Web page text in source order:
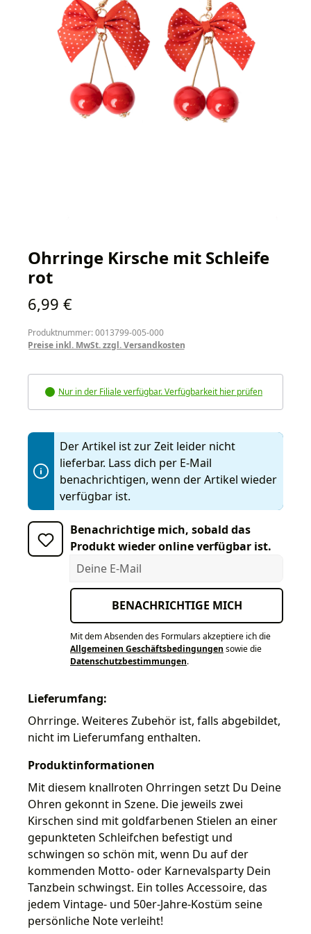
Ohrringe Kirsche mit Schleife
rot
Regulärer Preis:
6,99 €
Produktnummer: 0013799-005-000
Preise inkl. MwSt. zzgl. Versandkosten
Nur in der Filiale verfügbar. Verfügbarkeit hier prüfen
Der Artikel ist zur Zeit leider nicht
lieferbar. Lass dich per E-Mail
benachrichtigen, wenn der Artikel wieder
verfügbar ist.
Benachrichtige mich, sobald das
Produkt wieder online verfügbar ist.
Deine E-Mail
BENACHRICHTIGE MICH
Mit dem Absenden des Formulars akzeptiere ich die
Allgemeinen Geschäftsbedingungen sowie die
Datenschutzbestimmungen.
Lieferumfang:
Ohrringe. Weiteres Zubehör ist, falls abgebildet,
nicht im Lieferumfang enthalten.
Produktinformationen
Mit diesem knallroten Ohrringen setzt Du Deine
Ohren gekonnt in Szene. Die jeweils zwei
Kirschen sind mit goldfarbenen Stielen an einer
gepunkteten Schleifchen befestigt und
schwingen so schön mit, wenn Du auf der
kommenden Motto- oder Karnevalsparty Dein
Tanzbein schwingst. Ein tolles Accessoire, das
jedem Vintage- und 50er-Jahre-Kostüm seine
persönliche Note verleiht!